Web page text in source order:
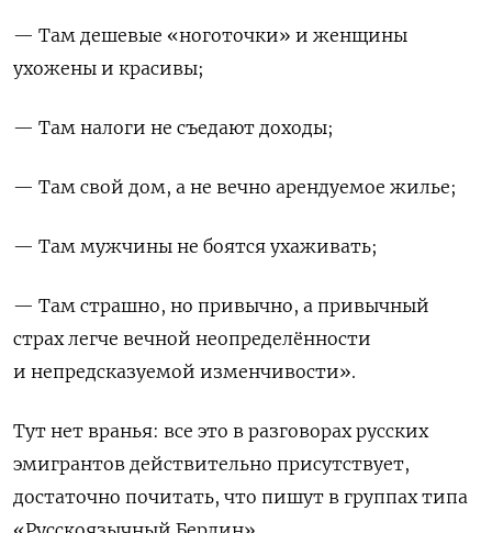
— Там дешевые «ноготочки» и женщины
ухожены и красивы;
— Там налоги не съедают доходы;
— Там свой дом, а не вечно арендуемое жилье;
— Там мужчины не боятся ухаживать;
— Там страшно, но привычно, а привычный
страх легче вечной неопределённости
и непредсказуемой изменчивости».
Тут нет вранья: все это в разговорах русских
эмигрантов действительно присутствует,
достаточно почитать, что пишут в группах типа